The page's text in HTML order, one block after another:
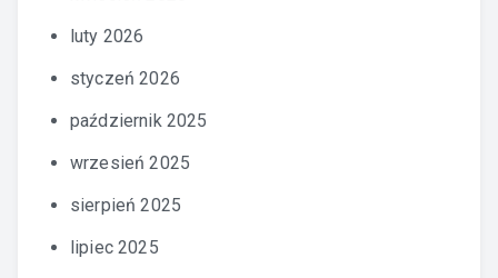
luty 2026
styczeń 2026
październik 2025
wrzesień 2025
sierpień 2025
lipiec 2025